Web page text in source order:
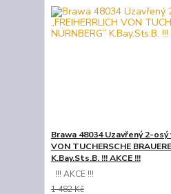
Brawa 48034 Uzavřený 2-osý
VON TUCHERSCHE
K.Bay.Sts.B. !!! AKCE !!!
!!! AKCE !!!
1 482 Kč